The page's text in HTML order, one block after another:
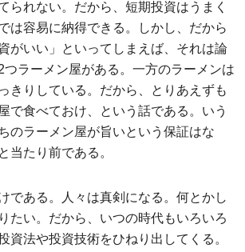
られない。だから、短期投資はうまく
は容易に納得できる。しかし、だから
がいい」といってしまえば、それは論
ラーメン屋がある。一方のラーメンは
きりしている。だから、とりあえずも
で食べておけ、という話である。いう
のラーメン屋が旨いという保証はな
当たり前である。
である。人々は真剣になる。何とかし
たい。だから、いつの時代もいろいろ
資法や投資技術をひねり出してくる。